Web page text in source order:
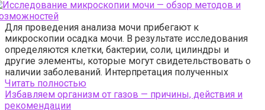
Для проведения анализа мочи прибегают к
микроскопии осадка мочи. В результате исследования
определяются клетки, бактерии, соли, цилиндры и
другие элементы, которые могут свидетельствовать о
наличии заболеваний. Интерпретация полученных
Читать полностью
Избавляем организм от газов — причины, действия и
рекомендации